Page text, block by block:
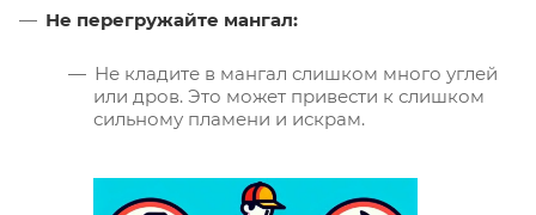
Не перегружайте мангал:
Не кладите в мангал слишком много углей
или дров. Это может привести к слишком
сильному пламени и искрам.